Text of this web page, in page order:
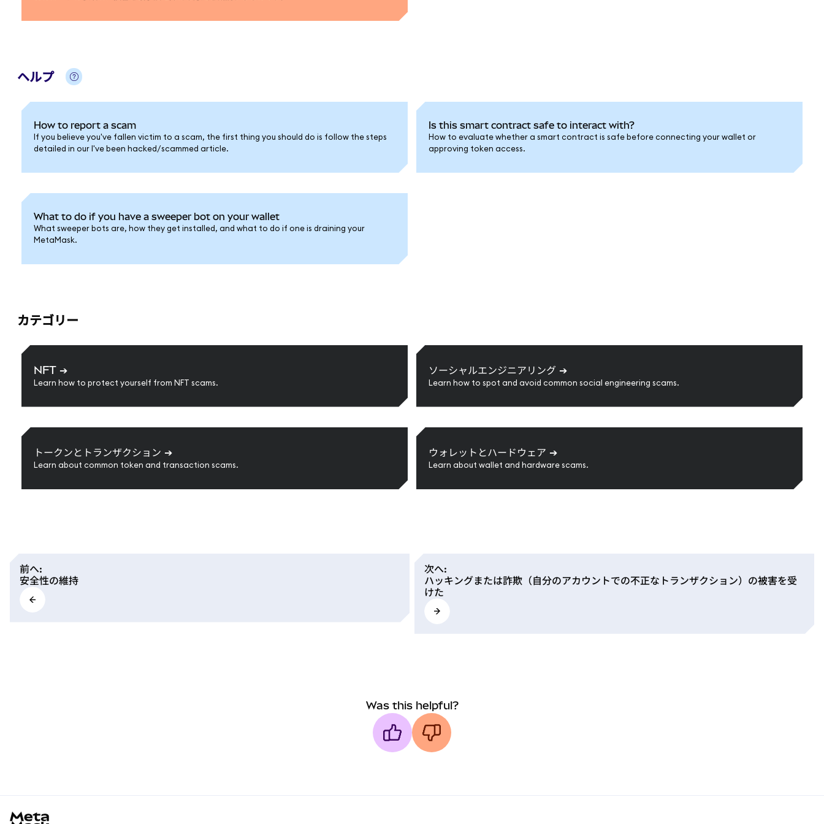
ヘルプ
How to report a scam
If you believe you've fallen victim to a scam, the first thing you should do is follow the steps
detailed in our I've been hacked/scammed article.
Is this smart contract safe to interact with?
How to evaluate whether a smart contract is safe before connecting your wallet or
approving token access.
What to do if you have a sweeper bot on your wallet
What sweeper bots are, how they get installed, and what to do if one is draining your
MetaMask.
カテゴリー
NFT ➔
Learn how to protect yourself from NFT scams.
ソーシャルエンジニアリング ➔
Learn how to spot and avoid common social engineering scams.
トークンとトランザクション ➔
Learn about common token and transaction scams.
ウォレットとハードウェア ➔
Learn about wallet and hardware scams.
前へ:
安全性の維持
次へ:
ハッキングまたは詐欺（自分のアカウントでの不正なトランザクション）の被害を受
けた
Was this helpful?